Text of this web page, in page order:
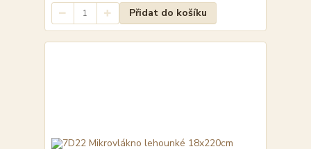
Přidat do košíku